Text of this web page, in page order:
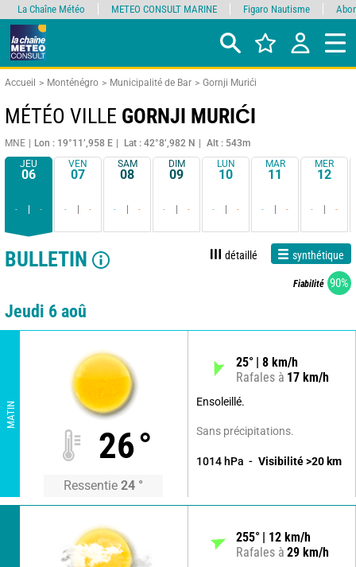
Accueil Monténégro Municipalité de Bar Gornji Murići
MÉTÉO VILLE GORNJI MURIĆI
MNE Lon : 19°11’,958 E Lat : 42°8’,982 N
Alt : 543m
JEU
06
- -
VEN
07
- -
SAM
08
- -
DIM
09
- -
LUN
10
- -
MAR
11
- -
MER
12
- -
BULLETIN détaillé synthétique
Fiabilité 90%
Jeudi 6 aoû
MATIN
26°
Ressentie 24 °
25° 8 km/h
Rafales à 17 km/h
Ensoleillé.
Sans précipitations.
1014 hPa Visibilité >20 km
255° 12 km/h
Rafales à 29 km/h
La Chaîne Météo METEO CONSULT MARINE Figaro Nautisme